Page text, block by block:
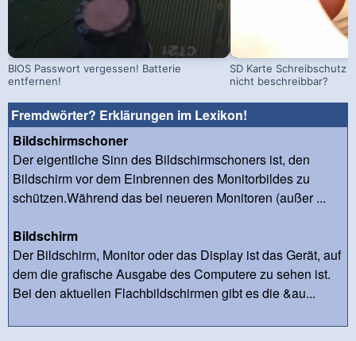
BIOS Passwort vergessen! Batterie
entfernen!
SD Karte Schreibschutz
nicht beschreibbar?
Fremdwörter? Erklärungen im Lexikon!
Bildschirmschoner
Der eigentliche Sinn des Bildschirmschoners ist, den
Bildschirm vor dem Einbrennen des Monitorbildes zu
schützen.Während das bei neueren Monitoren (außer ...
Bildschirm
Der Bildschirm, Monitor oder das Display ist das Gerät, auf
dem die grafische Ausgabe des Computere zu sehen ist.
Bei den aktuellen Flachbildschirmen gibt es die &au...